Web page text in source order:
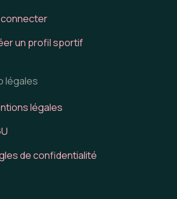
connecter
un profil sportif
légales
légales
de confidentialité